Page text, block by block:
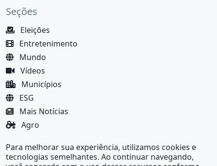
Seções
Eleições
Entretenimento
Mundo
Vídeos
Municípios
ESG
Mais Notícias
Agro
MundoBA Black
Para melhorar sua experiência, utilizamos cookies e
tecnologias semelhantes. Ao continuar navegando,